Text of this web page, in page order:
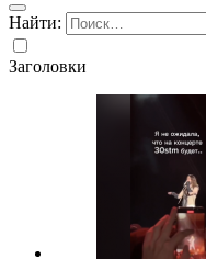
Найти:
Заголовки